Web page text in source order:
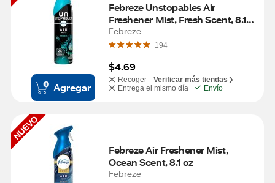
Agregar
Febreze Unstopables Air
Freshener Mist, Fresh Scent, 8.1
oz
Febreze
194
$4.69
Recoger - Verificar más tiendas
Entrega el mismo día
Envío
NUEVO
Febreze Air Freshener Mist,
Ocean Scent, 8.1 oz
Febreze